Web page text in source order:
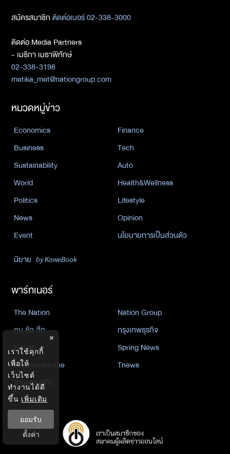
สมัครสมาชิกติดต่อเบอร์ 02-338-3000
ติดต่อ Media Partners
- เมธิกา เมธาพิทักษ์
02-338-3198
metika_met@nationgroup.com
หมวดหมู่ข่าว
Economics
Finance
Business
Tech
Sustainability
Auto
World
Health&Wellness
Politics
Lifestyle
News
Opinion
Event
นโยบายการเป็นส่วนตัว
นิยาย by KaweBook
พาร์ทเนอร์
The Nation
Nation Group
คม ชัด ลึก
กรุงเทพธุรกิจ
Nation
Spring News
Thainewsonline
Tnews
ฐานเศรษฐกิจ
×
เราใช้คุกกี้
เพื่อให้
เว็บไซต์
ทำงานได้ดี
ขึ้น เพิ่มเติม
ยอมรับ
ตั้งค่า